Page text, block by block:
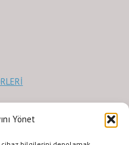
Yönet